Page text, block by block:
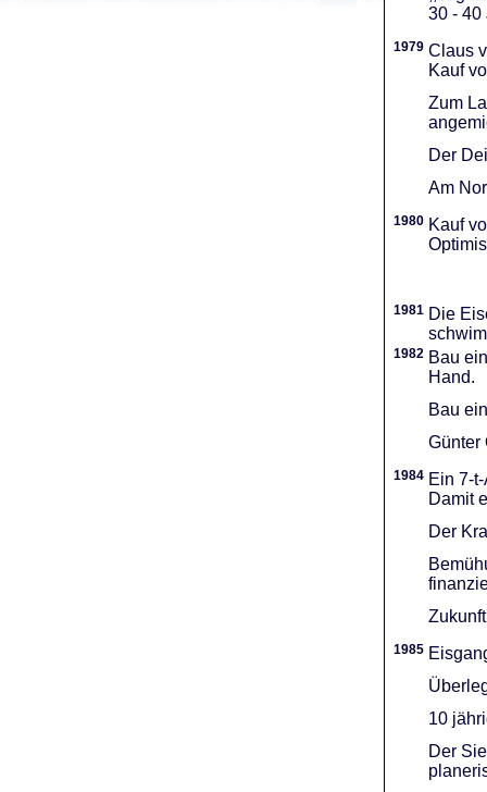
30 - 40
1979 Claus
Kauf
Zum
Der
Am
1980 Kauf
1981 Die
1982 Bau
Hand.
Bau
Günter
1984 Ein 7-
Damit
Der
1985
10
Der